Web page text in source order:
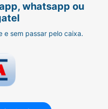
whatsapp ou
e sem passar pelo caixa.